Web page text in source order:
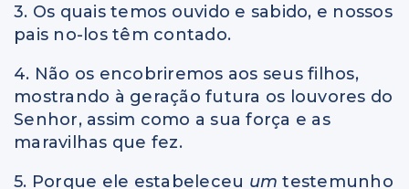
3. Os quais temos ouvido e sabido, e nossos
pais no-los têm contado.
4. Não os encobriremos aos seus filhos,
mostrando à geração futura os louvores do
Senhor, assim como a sua força e as
maravilhas que fez.
5. Porque ele estabeleceu umtestemunho